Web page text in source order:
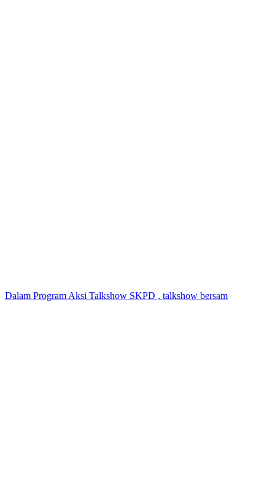
Dalam Program Aksi Talkshow SKPD , talkshow bersam